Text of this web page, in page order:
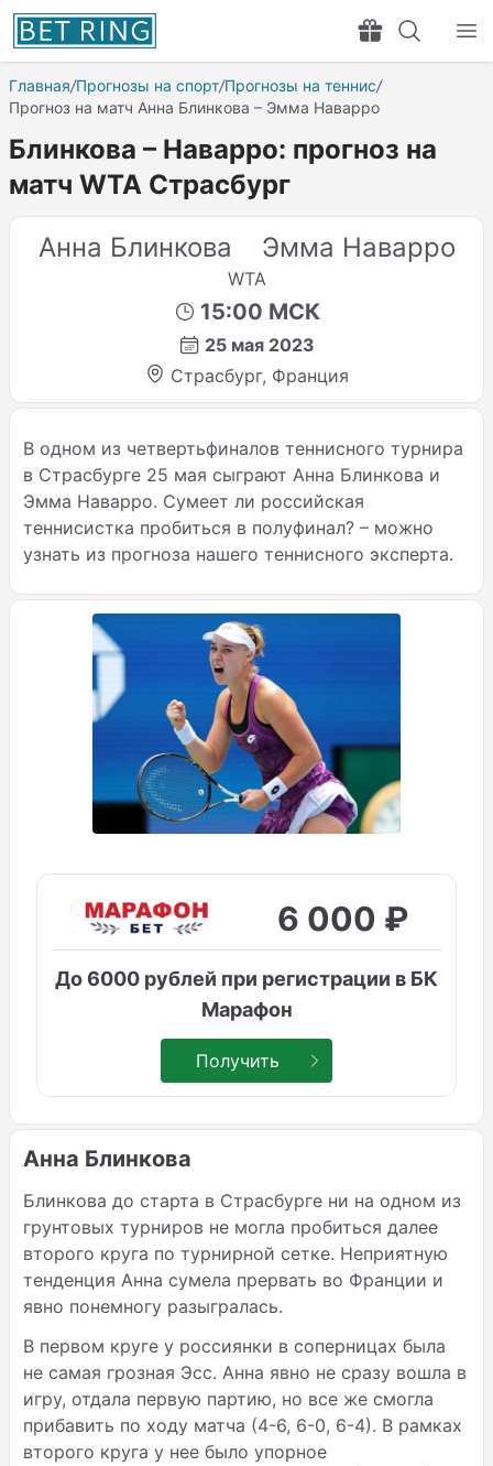
Главная/Прогнозы на спорт/Прогнозы на теннис/
Прогноз на матч Анна Блинкова – Эмма Наварро
Блинкова – Наварро: прогноз на
матч WTA Страсбург
Анна Блинкова
Эмма Наварро
WTA
15:00 МСК
25 мая 2023
Страсбург, Франция
В одном из четвертьфиналов теннисного турнира
в Страсбурге 25 мая сыграют Анна Блинкова и
Эмма Наварро. Сумеет ли российская
теннисистка пробиться в полуфинал? – можно
узнать из прогноза нашего теннисного эксперта.
6 000 ₽
До 6000 рублей при регистрации в БК
Марафон
Получить
Анна Блинкова
Блинкова до старта в Страсбурге ни на одном из
грунтовых турниров не могла пробиться далее
второго круга по турнирной сетке. Неприятную
тенденция Анна сумела прервать во Франции и
явно понемногу разыгралась.
В первом круге у россиянки в соперницах была
не самая грозная Эсс. Анна явно не сразу вошла в
игру, отдала первую партию, но все же смогла
прибавить по ходу матча (4-6, 6-0, 6-4). В рамках
второго круга у нее было упорное